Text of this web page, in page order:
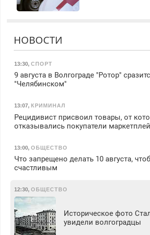
НОВОСТИ
13:30, СПОРТ
9 августа в Волгограде "Ротор"
"Челябинском"
13:07, КРИМИНАЛ
Рецидивист присвоил товары, от
отказывались покупатели
13:00, ОБЩЕСТВО
Что запрещено делать 10 августа,
счастливым
12:30, ОБЩЕСТВО
Историческое фото
увидели волгоградцы